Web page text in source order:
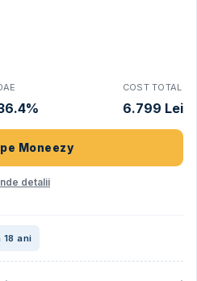
COST TOTAL
6.799 Lei
Moneezy
detalii
18 ani